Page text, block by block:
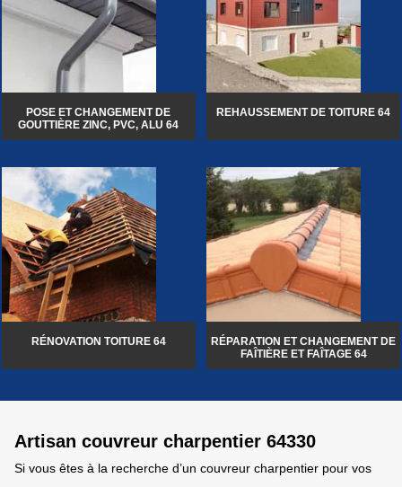
POSE ET CHANGEMENT DE
GOUTTIÈRE ZINC, PVC, ALU 64
REHAUSSEMENT DE TOITURE 64
RÉNOVATION TOITURE 64
RÉPARATION ET CHANGEMENT DE
FAÎTIÈRE ET FAÎTAGE 64
Artisan couvreur charpentier 64330
Si vous êtes à la recherche d’un couvreur charpentier pour vos